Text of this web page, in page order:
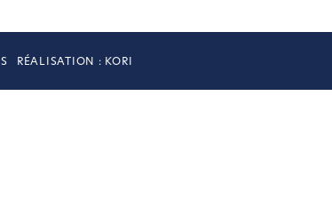
RÉALISATION : KORI